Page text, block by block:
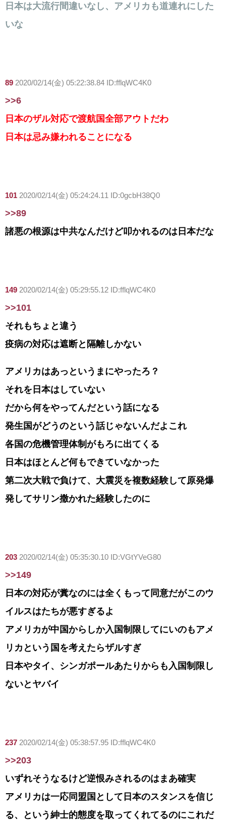
日本は大流行間違いなし、アメリカも道連れにした
いな
89 2020/02/14(金) 05:22:38.84 ID:fflqWC4K0
>>6
日本のザル対応で渡航国全部アウトだわ
日本は忌み嫌われることになる
101 2020/02/14(金) 05:24:24.11 ID:0gcbH38Q0
>>89
諸悪の根源は中共なんだけど叩かれるのは日本だな
149 2020/02/14(金) 05:29:55.12 ID:fflqWC4K0
>>101
それもちょと違う
疫病の対応は遮断と隔離しかない
アメリカはあっというまにやったろ？
それを日本はしていない
だから何をやってんだという話になる
発生国がどうのという話じゃないんだよこれ
各国の危機管理体制がもろに出てくる
日本はほとんど何もできていなかった
第二次大戦で負けて、大震災を複数経験して原発爆
発してサリン撒かれた経験したのに
203 2020/02/14(金) 05:35:30.10 ID:VGtYVeG80
>>149
日本の対応が糞なのには全くもって同意だがこのウ
イルスはたちが悪すぎるよ
アメリカが中国からしか入国制限してにいのもアメ
リカという国を考えたらザルすぎ
日本やタイ、シンガポールあたりからも入国制限し
ないとヤバイ
237 2020/02/14(金) 05:38:57.95 ID:fflqWC4K0
>>203
いずれそうなるけど逆恨みされるのはまあ確実
アメリカは一応同盟国として日本のスタンスを信じ
る、という紳士的態度を取ってくれてるのにこれだ